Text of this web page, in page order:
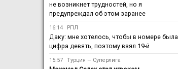
не возникнет трудностей, но я
предупреждал об этом заранее
16:14 РПЛ
Даку: мне хотелось, чтобы в номере была
цифра девять, поэтому взял 19-й
15:57 Турция — Суперлига